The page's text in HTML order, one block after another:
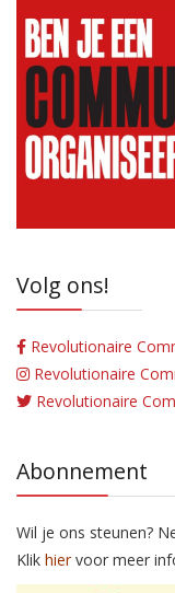
Volg ons!
Revolutionaire
Revolutionaire
Revolutionaire
Abonnement
Wil je ons steunen?
Klik hiervoor meer